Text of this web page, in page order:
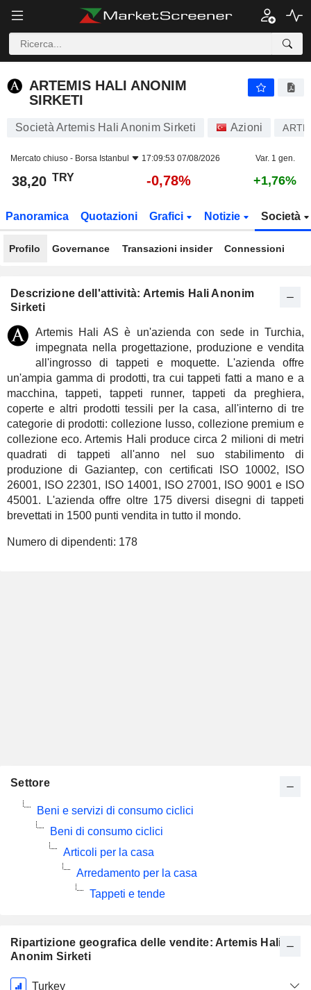
ARTEMIS HALI ANONIM
SIRKETI
Società Artemis Hali Anonim Sirketi Azioni
Mercato chiuso - Borsa Istanbul 17:09:53 07/08/2026 Var. 1 gen.
38,20 TRY -0,78% +1,76%
Panoramica Quotazioni Grafici Notizie Società
Profilo Governance Transazioni insider Connessioni
Descrizione dell'attività: Artemis Hali Anonim
Sirketi
Artemis Hali AS è un'azienda con sede in Turchia,
impegnata nella progettazione, produzione e vendita
all'ingrosso di tappeti e moquette. L'azienda offre
un'ampia gamma di prodotti, tra cui tappeti fatti a mano e a
macchina, tappeti, tappeti runner, tappeti da preghiera,
coperte e altri prodotti tessili per la casa, all'interno di tre
categorie di prodotti: collezione lusso, collezione premium e
collezione eco. Artemis Hali produce circa 2 milioni di metri
quadrati di tappeti all'anno nel suo stabilimento di
produzione di Gaziantep, con certificati ISO 10002, ISO
26001, ISO 22301, ISO 14001, ISO 27001, ISO 9001 e ISO
45001. L'azienda offre oltre 175 diversi disegni di tappeti
brevettati in 1500 punti vendita in tutto il mondo.
Numero di dipendenti: 178
Ripartizione geografica delle vendite: Artemis Hali
Anonim Sirketi
Periodo
Turkey
Settore
Beni e servizi di consumo ciclici
Beni di consumo ciclici
Articoli per la casa
Arredamento per la casa
Tappeti e tende